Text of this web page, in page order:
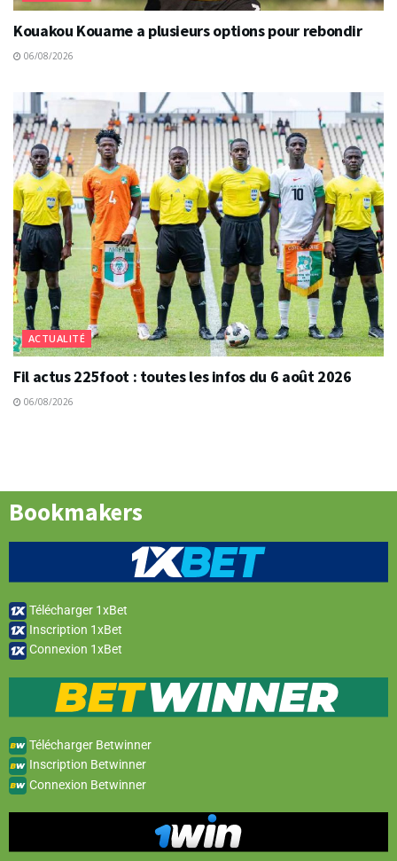
Kouakou Kouame a plusieurs options pour rebondir
06/08/2026
ACTUALITÉ
Fil actus 225foot : toutes les infos du 6 août 2026
06/08/2026
Bookmakers
Télécharger 1xBet
Inscription 1xBet
Connexion 1xBet
Télécharger Betwinner
Inscription Betwinner
Connexion Betwinner